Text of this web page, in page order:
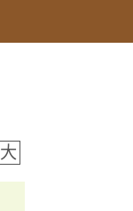
大